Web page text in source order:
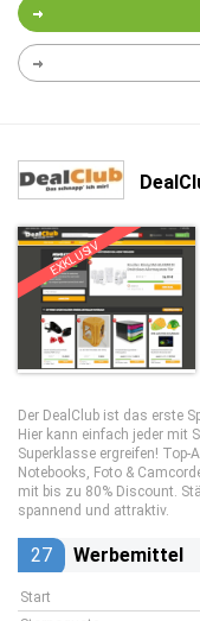
EXKLUSIV
Der DealClub ist das erste
Hier kann einfach jeder mit
Superklasse ergreifen! Top-
Notebooks, Foto &
mit bis zu 80% Discount.
spannend und attraktiv.
27 Werbemittel
Start